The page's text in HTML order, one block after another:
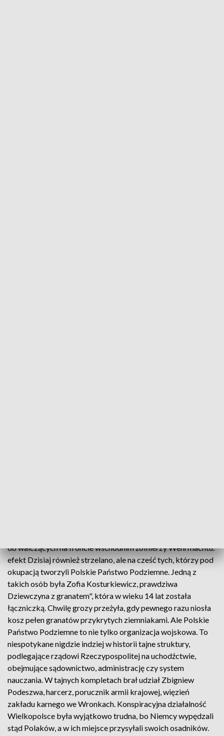
do walczących na froncie wschodnim żołnierzy Wehrmachtu.
efekt Dzisiaj również strzelano, ale na cześć tych, którzy pod
okupacją tworzyli Polskie Państwo Podziemne. Jedną z
takich osób była Zofia Kosturkiewicz, prawdziwa
Dziewczyna z granatem", która w wieku 14 lat została
łączniczką. Chwilę grozy przeżyła, gdy pewnego razu niosła
kosz pełen granatów przykrytych ziemniakami. Ale Polskie
Państwo Podziemne to nie tylko organizacja wojskowa. To
niespotykane nigdzie indziej w historii tajne struktury,
podlegające rządowi Rzeczypospolitej na uchodźctwie,
obejmujące sądownictwo, administrację czy system
nauczania. W tajnych kompletach brał udział Zbigniew
Podeszwa, harcerz, porucznik armii krajowej, więzień
zakładu karnego we Wronkach. Konspiracyjna działalność
Wielkopolsce była wyjątkowo trudna, bo Niemcy wypędzali
stąd Polaków, a w ich miejsce przysyłali swoich osadników.